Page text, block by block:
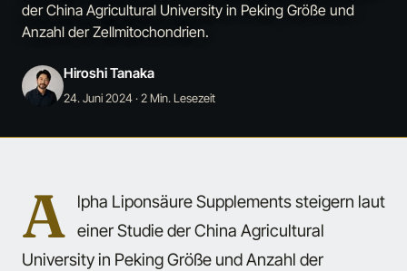
der China Agricultural University in Peking Größe und
Anzahl der Zellmitochondrien.
Hiroshi Tanaka
24. Juni 2024· 2 Min. Lesezeit
A
lpha Liponsäure Supplements steigern laut
einer Studie der China Agricultural
University in Peking Größe und Anzahl der